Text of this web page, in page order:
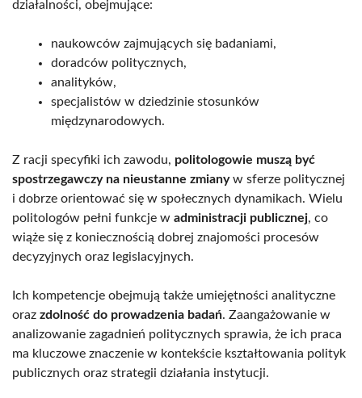
działalności, obejmujące:
naukowców zajmujących się badaniami,
doradców politycznych,
analityków,
specjalistów w dziedzinie stosunków
międzynarodowych.
Z racji specyfiki ich zawodu, politologowie muszą być
spostrzegawczy na nieustanne zmianyw sferze politycznej
i dobrze orientować się w społecznych dynamikach. Wielu
politologów pełni funkcje w administracji publicznej, co
wiąże się z koniecznością dobrej znajomości procesów
decyzyjnych oraz legislacyjnych.
Ich kompetencje obejmują także umiejętności analityczne
oraz zdolność do prowadzenia badań. Zaangażowanie w
analizowanie zagadnień politycznych sprawia, że ich praca
ma kluczowe znaczenie w kontekście kształtowania polityk
publicznych oraz strategii działania instytucji.